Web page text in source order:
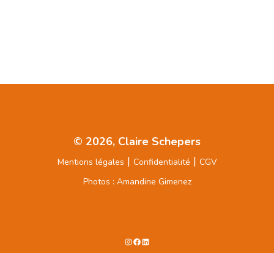
© 2026, Claire Schepers
Mentions légales | Confidentialité | CGV
Photos : Amandine Gimenez
Instagram
Facebook
LinkedIn